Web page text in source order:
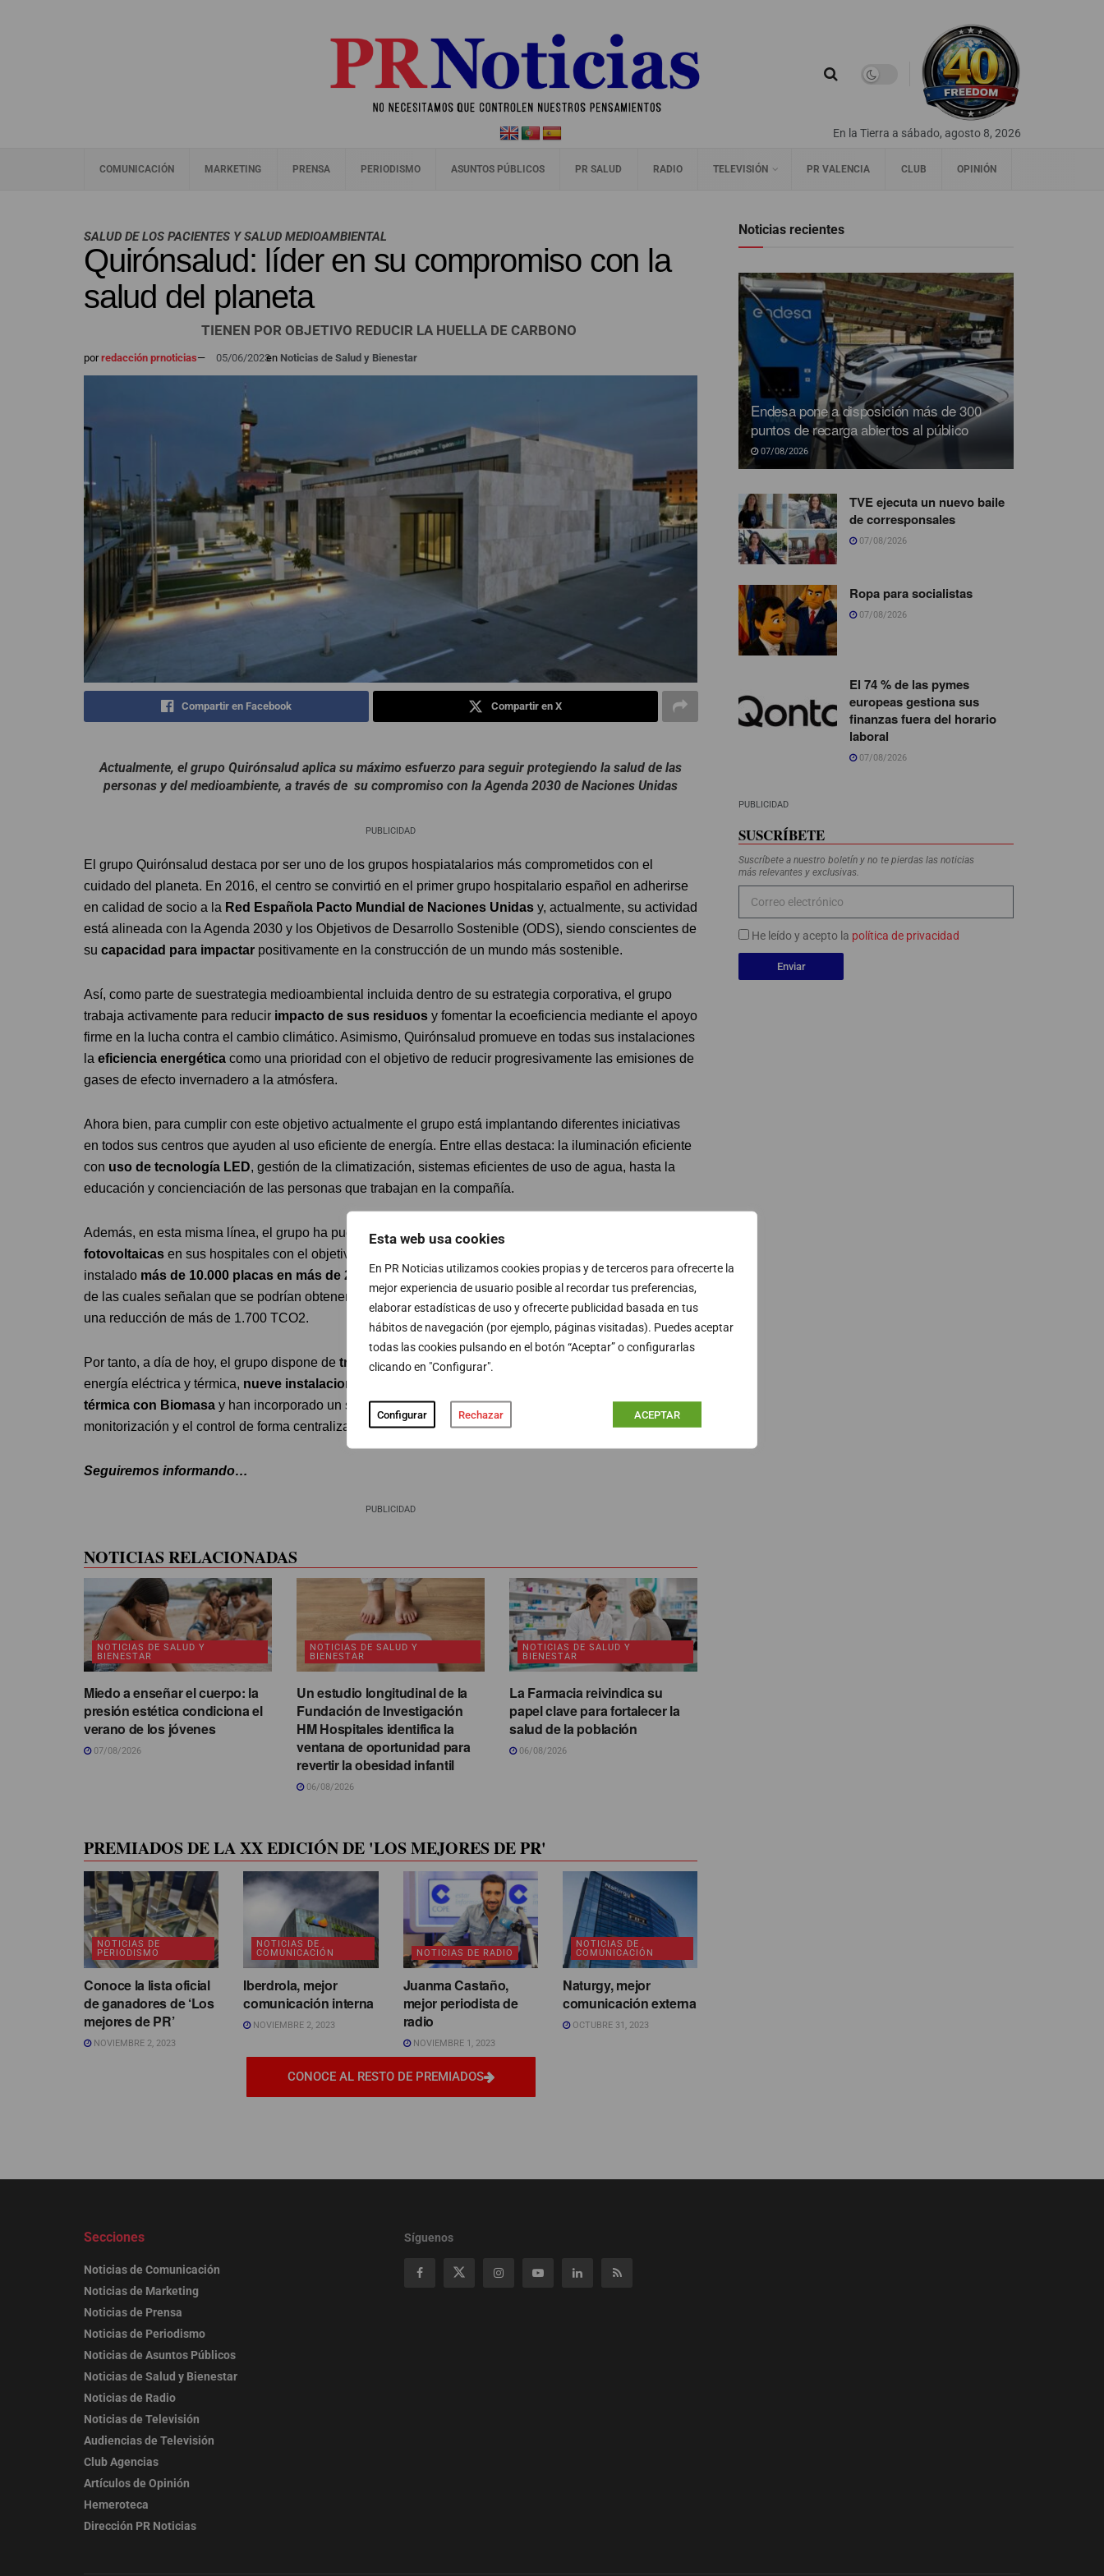
Esta web usa cookies
En PR Noticias utilizamos cookies propias y de terceros para ofrecerte la
mejor experiencia de usuario posible al recordar tus preferencias,
elaborar estadísticas de uso y ofrecerte publicidad basada en tus
hábitos de navegación (por ejemplo, páginas visitadas). Puedes aceptar
todas las cookies pulsando en el botón “Aceptar” o configurarlas
clicando en "Configurar".
Configurar Rechazar ACEPTAR
En la Tierra a sábado, agosto 8, 2026
COMUNICACIÓN MARKETING PRENSA PERIODISMO ASUNTOS PÚBLICOS PR SALUD RADIO TELEVISIÓN PR VALENCIA CLUB OPINIÓN
SALUD DE LOS PACIENTES Y SALUD MEDIOAMBIENTAL
Quirónsalud: líder en su compromiso con la
salud del planeta
TIENEN POR OBJETIVO REDUCIR LA HUELLA DE CARBONO
porredacción prnoticias— 05/06/2023en Noticias de Salud y Bienestar
Compartir en Facebook Compartir en X
Actualmente, el grupo Quirónsalud aplica sumáximo esfuerzo para seguir protegiendo la salud de las
personas y del medioambiente, a través de su compromiso con la Agenda 2030 de Naciones Unidas
PUBLICIDAD
El grupo Quirónsalud destaca por ser uno de los grupos hospiatalarios más comprometidos con el
cuidado del planeta. En 2016, el centro se convirtió en el primer grupo hospitalario español en adherirse
en calidad de socio a la Red Española Pacto Mundial de Naciones Unidas y, actualmente, su actividad
está alineada con la Agenda 2030 y los Objetivos de Desarrollo Sostenible (ODS), siendo conscientes de
su capacidad para impactar positivamente en la construcción de un mundo más sostenible.
Así, como parte de suestrategia medioambiental incluida dentro de su estrategia corporativa, el grupo
trabaja activamente para reducir impacto de sus residuos y fomentar la ecoeficiencia mediante el apoyo
firme en la lucha contra el cambio climático. Asimismo, Quirónsalud promueve en todas sus instalaciones
la eficiencia energética como una prioridad con el objetivo de reducir progresivamente las emisiones de
gases de efecto invernadero a la atmósfera.
Ahora bien, para cumplir con este objetivo actualmente el grupo está implantando diferentes iniciativas
en todos sus centros que ayuden al uso eficiente de energía. Entre ellas destaca: la iluminación eficiente
con uso de tecnología LED, gestión de la climatización, sistemas eficientes de uso de agua, hasta la
educación y concienciación de las personas que trabajan en la compañía.
Además, en esta misma línea, el grupo ha puesto en marcha recientemente un plan de
fotovoltaicas en sus hospitales con el objetivo de reducir su huella de carbono. En concreto, se han
instalado más de 10.000 placas en más de 20 centros, la mayoría sobre las cubiertas de los mismos,
de las cuales señalan que se podrían obtener con estas 6,8 GWh de energía anual, lo que se traduce en
una reducción de más de 1.700 TCO2.
Por tanto, a día de hoy, el grupo dispone de tres instalaciones de microgeneración
energía eléctrica y térmica, nueve instalaciones de energía solar térmica
térmica con Biomasa y han incorporado un sistema de control energético que posibilita la
monitorización y el control de forma centralizada de la energía generada y consumida.
Seguiremos informando…
PUBLICIDAD
NOTICIAS RELACIONADAS
NOTICIAS DE SALUD Y
BIENESTAR
Miedo a enseñar el cuerpo: la
presión estética condiciona el
verano de los jóvenes
07/08/2026
NOTICIAS DE SALUD Y
BIENESTAR
Un estudio longitudinal de la
Fundación de Investigación
HM Hospitales identifica la
ventana de oportunidad para
revertir la obesidad infantil
06/08/2026
NOTICIAS DE SALUD Y
BIENESTAR
La Farmacia reivindica su
papel clave para fortalecer la
salud de la población
06/08/2026
PREMIADOS DE LA XX EDICIÓN DE 'LOS MEJORES DE PR'
NOTICIAS DE
PERIODISMO
Conoce la lista oficial
de ganadores de ‘Los
mejores de PR’
NOVIEMBRE 2, 2023
NOTICIAS DE
COMUNICACIÓN
Iberdrola, mejor
comunicación interna
NOVIEMBRE 2, 2023
NOTICIAS DE RADIO
Juanma Castaño,
mejor periodista de
radio
NOVIEMBRE 1, 2023
NOTICIAS DE
COMUNICACIÓN
Naturgy, mejor
comunicación externa
OCTUBRE 31, 2023
CONOCE AL RESTO DE PREMIADOS
Noticias recientes
Endesa pone a disposición más de 300
puntos de recarga abiertos al público
07/08/2026
TVE ejecuta un nuevo baile
de corresponsales
07/08/2026
Ropa para socialistas
07/08/2026
El 74 % de las pymes
europeas gestiona sus
finanzas fuera del horario
laboral
07/08/2026
PUBLICIDAD
SUSCRÍBETE
Suscríbete a nuestro boletín y no te pierdas las noticias
más relevantes y exclusivas.
He leído y acepto la política de privacidad
Enviar
Secciones
Noticias de Comunicación
Noticias de Marketing
Noticias de Prensa
Noticias de Periodismo
Noticias de Asuntos Públicos
Noticias de Salud y Bienestar
Noticias de Radio
Noticias de Televisión
Audiencias de Televisión
Club Agencias
Artículos de Opinión
Hemeroteca
Dirección PR Noticias
Síguenos